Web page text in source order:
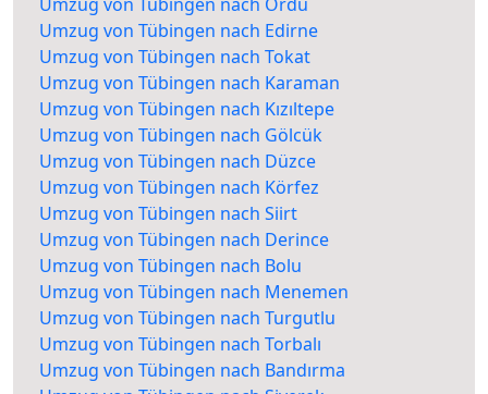
Umzug von Tübingen nach Edirne
Umzug von Tübingen nach Tokat
Umzug von Tübingen nach Karaman
Umzug von Tübingen nach Kızıltepe
Umzug von Tübingen nach Gölcük
Umzug von Tübingen nach Düzce
Umzug von Tübingen nach Körfez
Umzug von Tübingen nach Siirt
Umzug von Tübingen nach Derince
Umzug von Tübingen nach Bolu
Umzug von Tübingen nach Menemen
Umzug von Tübingen nach Turgutlu
Umzug von Tübingen nach Torbalı
Umzug von Tübingen nach Bandırma